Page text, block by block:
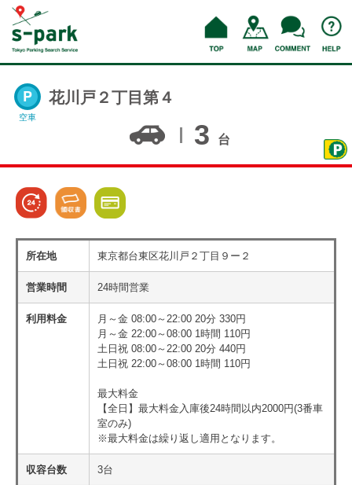
空車
花川戸２丁目第４
3 台
所在地 東京都台東区花川戸２丁目９ー２
営業時間 24時間営業
利用料金
月～金 08:00～22:00 20分 330円
月～金 22:00～08:00 1時間 110円
土日祝 08:00～22:00 20分 440円
土日祝 22:00～08:00 1時間 110円
最大料金
【全日】最大料金入庫後24時間以内2000円(3番車
室のみ)
※最大料金は繰り返し適用となります。
収容台数 3台